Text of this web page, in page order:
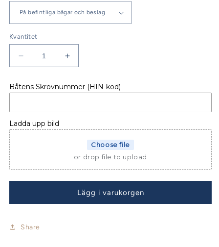
Kvantitet
Minska
kvantitet
SPRAYHOOD
44
ÄLDRE
Öka
kvantitet
SPRAYHOOD
44
Båtens Skrovnummer (HIN-kod)
Ladda upp bild
Choose file
or drop file to upload
Lägg i varukorgen
Share